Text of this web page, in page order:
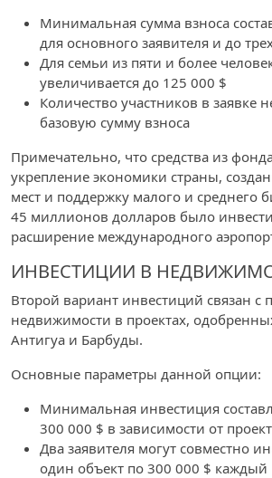
Минимальная сумма взноса
для основного заявителя и до
Для семьи из пяти и более
увеличивается до 125 000 $
Количество участников в заявке
базовую сумму взноса
Примечательно, что средства из
укрепление экономики страны,
мест и поддержку малого и среднего
45 миллионов долларов было
расширение международного
ИНВЕСТИЦИИ В
Второй вариант инвестиций связан с
недвижимости в проектах,
Антигуа и Барбуды.
Основные параметры данной опции:
Минимальная инвестиция
300 000 $ в зависимости от
Два заявителя могут совместно
один объект по 300 000 $ каждый